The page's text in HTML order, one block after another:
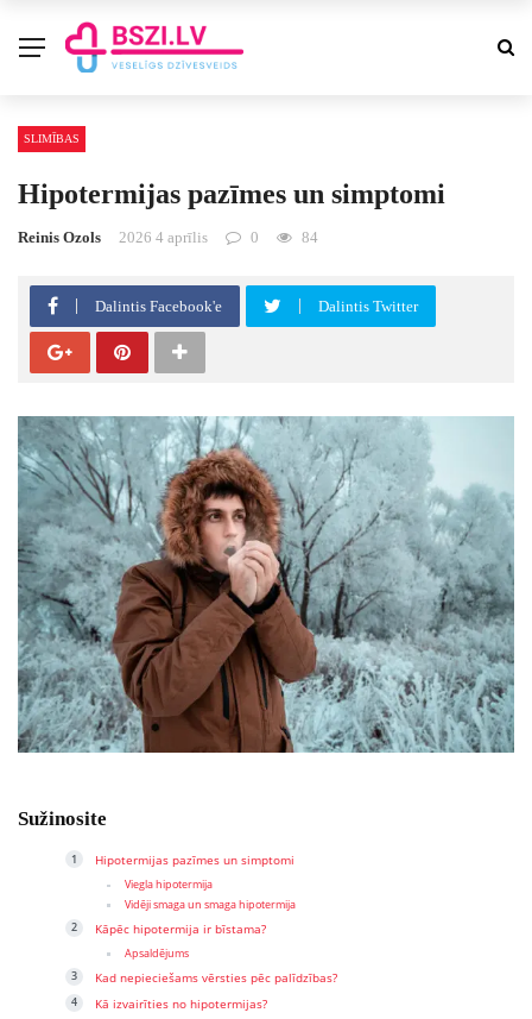
SLIMĪBAS
Hipotermijas pazīmes un simptomi
Reinis Ozols 2026 4 aprīlis 0 84
Dalintis Facebook'e Dalintis Twitter
Sužinosite
Hipotermijas pazīmes un simptomi
Viegla hipotermija
Vidēji smaga un smaga hipotermija
Kāpēc hipotermija ir bīstama?
Apsaldējums
Kad nepieciešams vērsties pēc palīdzības?
Kā izvairīties no hipotermijas?